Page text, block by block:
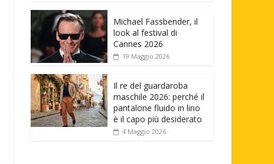
Michael Fassbender, il
look al festival di
Cannes 2026
19 Maggio 2026
Il re del guardaroba
maschile 2026: perché il
pantalone fluido in lino
è il capo più desiderato
4 Maggio 2026